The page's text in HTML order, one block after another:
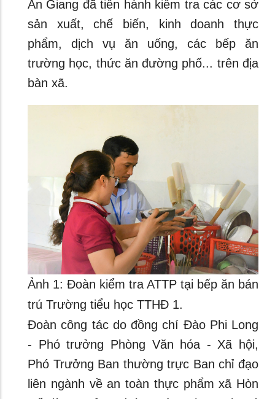
An Giang đã tiến hành kiểm tra các cơ sở
sản xuất, chế biến, kinh doanh thực
phẩm, dịch vụ ăn uống, các bếp ăn
trường học, thức ăn đường phố... trên địa
bàn xã.
Ảnh 1: Đoàn kiểm tra ATTP tại bếp ăn bán
trú Trường tiểu học TTHĐ 1.
Đoàn công tác do đồng chí Đào Phi Long
- Phó trưởng Phòng Văn hóa - Xã hội,
Phó Trưởng Ban thường trực Ban chỉ đạo
liên ngành về an toàn thực phẩm xã Hòn